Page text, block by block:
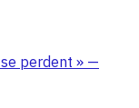
perdent » —